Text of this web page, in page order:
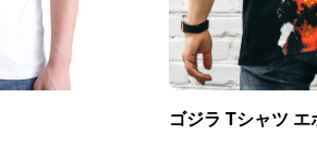
ゴジラ Tシャツ